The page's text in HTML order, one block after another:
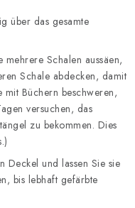
über das gesamte
Schalen aussäen,
Schale abdecken, damit
mit Büchern beschweren,
versuchen, das
zu bekommen. Dies
Deckel und lassen Sie sie
bis lebhaft gefärbte